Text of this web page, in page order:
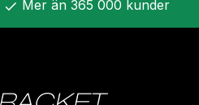
check Mer än 365 000 kunder